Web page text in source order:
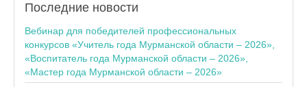
Последние новости
Вебинар для победителей профессиональных
конкурсов «Учитель года Мурманской области – 2026»,
«Воспитатель года Мурманской области – 2026»,
«Мастер года Мурманской области – 2026»